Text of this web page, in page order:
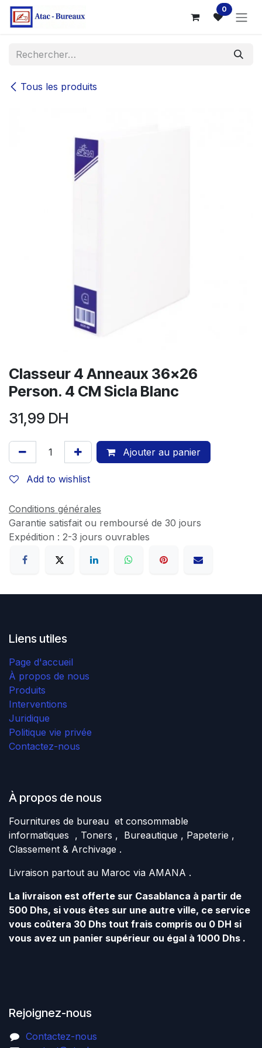
Se rendre au contenu 0
Tous les produits
Classeur 4 Anneaux 36x26
Person. 4 CM Sicla Blanc
31,99 DH
Ajouter au panier
Add to wishlist
Conditions générales
Garantie satisfait ou remboursé de 30 jours
Expédition : 2-3 jours ouvrables
Liens utiles
Page d'accueil
À propos de nous
Produits
Interventions
Juridique
Politique vie privée
Contactez-nous
À propos de nous
Fournitures de bureau et consommable
informatiques , Toners , Bureautique , Papeterie ,
Classement & Archivage .
Livraison partout au Maroc via AMANA .
La livraison est offerte sur Casablanca à partir de
500 Dhs, si vous êtes sur une autre ville, ce service
vous coûtera 30 Dhs tout frais compris ou 0 DH si
vous avez un panier supérieur ou égal à 1000 Dhs .
Rejoignez-nous
Contactez-nous